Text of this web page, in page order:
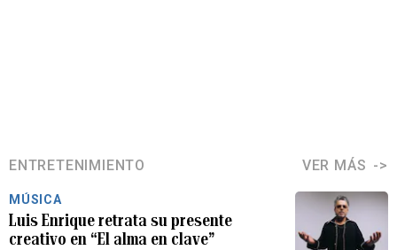
ENTRETENIMIENTO VER MÁS
MÚSICA
Luis Enrique retrata su presente
creativo en “El alma en clave”